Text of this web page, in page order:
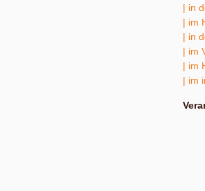
| in
| im
| in
| im
| im
| im